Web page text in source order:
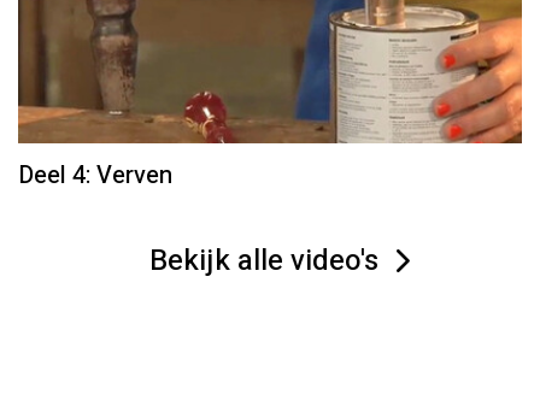
Deel 4: Verven
Bekijk alle video's